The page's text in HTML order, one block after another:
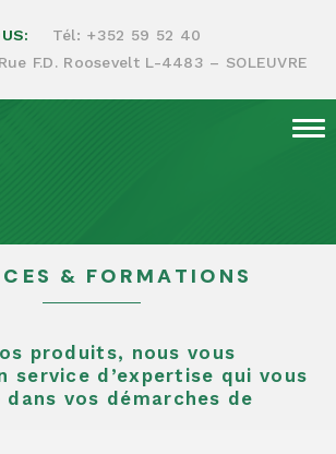
Tél: +352 59 52 40
F.D. Roosevelt L-4483 – SOLEUVRE
& Services
& FORMATIONS
produits, nous vous
service d’expertise qui vous
dans vos démarches de